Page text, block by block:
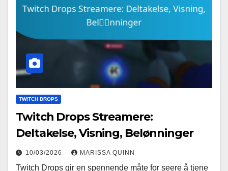
TWITCH DROPS
Twitch Drops Streamere:
Deltakelse, Visning, Belønninger
10/03/2026 MARISSA QUINN
Twitch Drops gir en spennende måte for seere å tjene